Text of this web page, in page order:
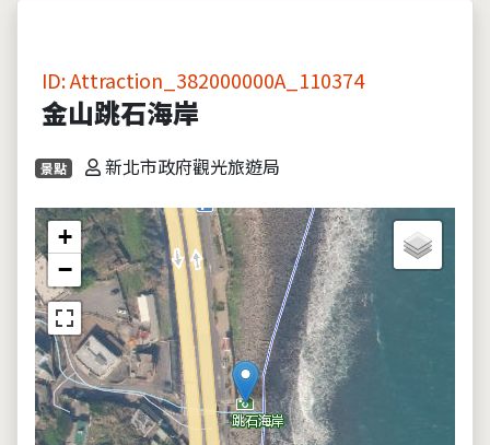
ID: Attraction_382000000A_110374
金山跳石海岸
景點 新北市政府觀光旅遊局
+
−